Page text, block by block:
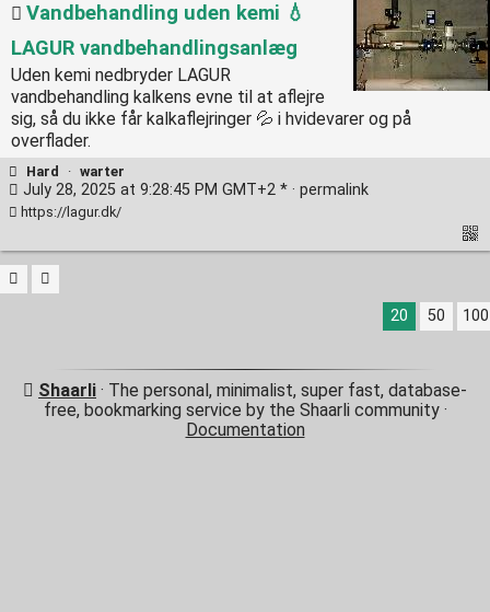
Vandbehandling uden kemi 💧
LAGUR vandbehandlingsanlæg
Uden kemi nedbryder LAGUR
vandbehandling kalkens evne til at aflejre
sig, så du ikke får kalkaflejringer 💦 i hvidevarer og på
overflader.
Hard · warter
July 28, 2025 at 9:28:45 PM GMT+2 * · permalink
https://lagur.dk/
20 50 100
Shaarli · The personal, minimalist, super fast, database-
free, bookmarking service by the Shaarli community ·
Documentation